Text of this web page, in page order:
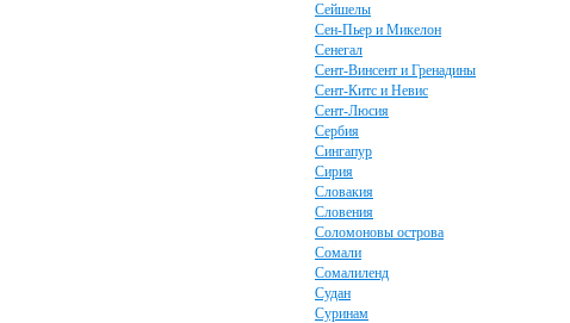
Сейшелы
Сен-Пьер и Микелон
Сенегал
Сент-Винсент и Гренадины
Сент-Китс и Невис
Сент-Люсия
Сербия
Сингапур
Сирия
Словакия
Словения
Соломоновы острова
Сомали
Сомалиленд
Судан
Суринам